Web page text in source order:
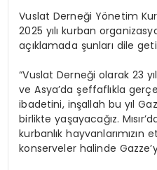
Vuslat Derneği Yönetim
2025 yılı kurban
açıklamada şunları dile
“Vuslat Derneği olarak 23
ve Asya’da şeffaflıkla
ibadetini, inşallah bu yıl
birlikte yaşayacağız.
kurbanlık hayvanlarımızın
konserveler halinde